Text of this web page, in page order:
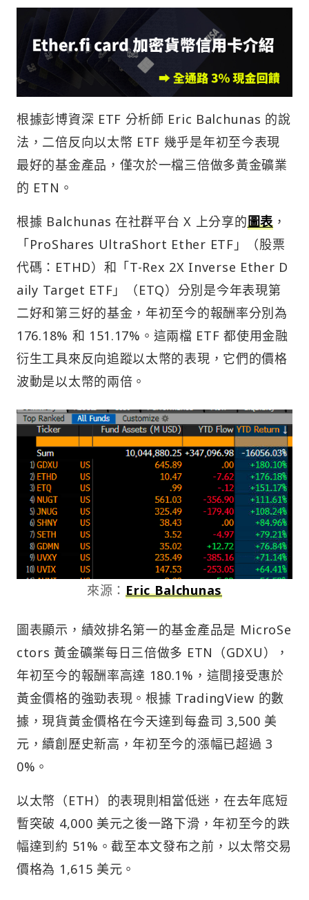
根據彭博資深 ETF 分析師 Eric Balchunas 的說
法，二倍反向以太幣 ETF 幾乎是年初至今表現
最好的基金產品，僅次於一檔三倍做多黃金礦業
的 ETN。
根據 Balchunas 在社群平台 X 上分享的圖表，
「ProShares UltraShort Ether ETF」（股票
代碼：ETHD）和「T-Rex 2X Inverse Ether D
aily Target ETF」（ETQ）分別是今年表現第
二好和第三好的基金，年初至今的報酬率分別為
176.18% 和 151.17%。這兩檔 ETF 都使用金融
衍生工具來反向追蹤以太幣的表現，它們的價格
波動是以太幣的兩倍。
來源：Eric Balchunas
圖表顯示，績效排名第一的基金產品是 MicroSe
ctors 黃金礦業每日三倍做多 ETN（GDXU），
年初至今的報酬率高達 180.1%，這間接受惠於
黃金價格的強勁表現。根據 TradingView 的數
據，現貨黃金價格在今天達到每盎司 3,500 美
元，續創歷史新高，年初至今的漲幅已超過 3
0%。
以太幣（ETH）的表現則相當低迷，在去年底短
暫突破 4,000 美元之後一路下滑，年初至今的跌
幅達到約 51%。截至本文發布之前，以太幣交易
價格為 1,615 美元。